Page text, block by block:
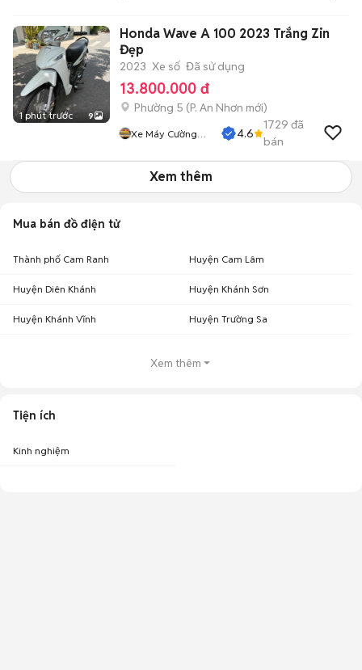
1 phút trước 9
Honda Wave A 100 2023 Trắng Zin
Đẹp
2023 Xe số Đã sử dụng
13.800.000 đ
Phường 5 (P. An Nhơn mới)
Xe Máy Cường
4.6
1729 đã
bán
Xem thêm
Mua bán đồ điện tử
Thành phố Cam Ranh Huyện Cam Lâm
Huyện Diên Khánh Huyện Khánh Sơn
Huyện Khánh Vĩnh Huyện Trường Sa
Xem thêm
Tiện ích
Kinh nghiệm